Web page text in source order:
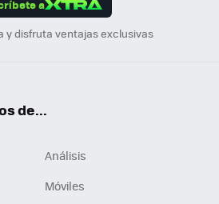
a
y disfruta ventajas exclusivas
de...
Análisis
Móviles